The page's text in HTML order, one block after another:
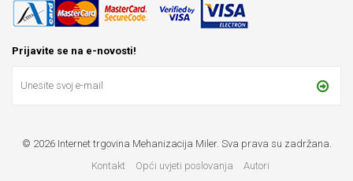
Prijavite se na e-novosti!
© 2026 Internet trgovina Mehanizacija Miler. Sva prava su zadržana.
Kontakt
Opći uvjeti poslovanja Autori